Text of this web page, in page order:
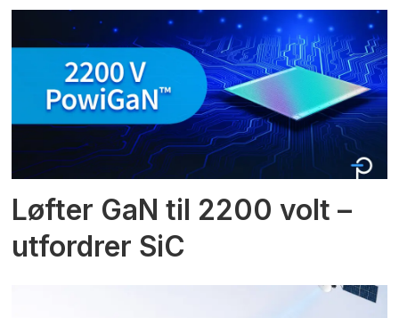
Løfter GaN til 2200 volt –
utfordrer SiC